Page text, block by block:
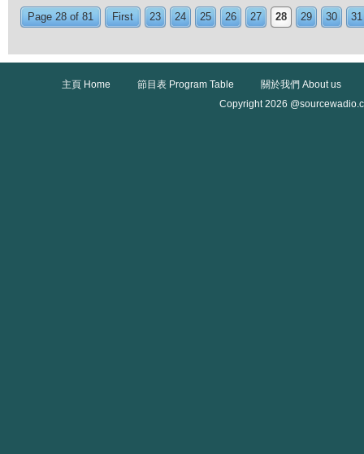
Page 28 of 81 First 23 24 25 26 27 28 29 30 31
主頁 Home 節目表 Program Table
關於我們 About us
Copyright 2026